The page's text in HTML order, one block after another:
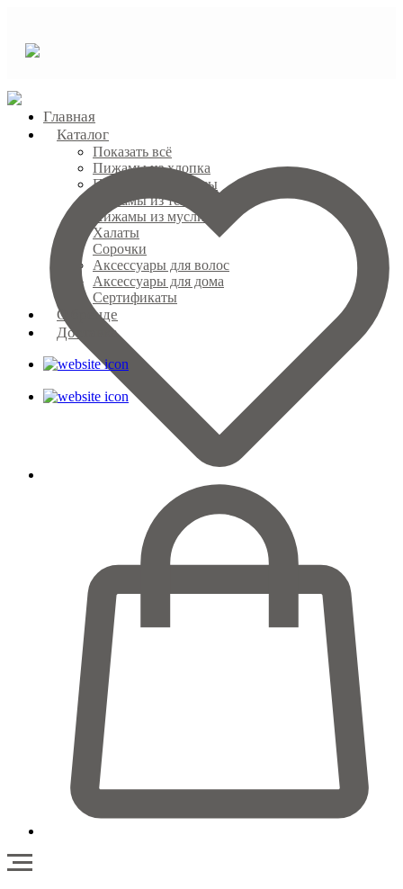
Главная
Каталог
Показать всё
Пижамы из хлопка
Пижамы из вискозы
Пижамы из тенселя
Пижамы из муслина
Халаты
Сорочки
Аксессуары для волос
Аксессуары для дома
Сертификаты
О бренде
Доставка